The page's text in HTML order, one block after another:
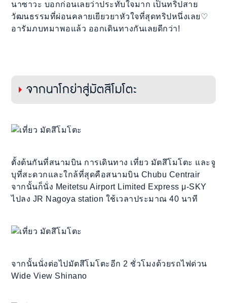
นาซาวะ บอกก่อนเลยว่าประทับใจมาก เป็นทริปสาย
วัฒนธรรมที่ผ่อนคลายเยียวยาหัวใจที่สุดทริปหนึ่งเลย♡
อารัมภบทมาพอแล้ว ออกเดินทางกันเลยดีกว่า!
จากนาโกย่าสู่มัตสึโมโตะ
ตั้งต้นกันที่สนามบิน การเดินทาง เที่ยว มัตสึโมโตะ และจู
บุที่สะดวกและใกล้ที่สุดคือสนามบิน Chubu Centrair
จากนั้นก็นั่ง Meitetsu Airport Limited Express μ-SKY
ไปลง JR Nagoya station ใช้เวลาประมาณ 40 นาที
จากนั้นนั่งต่อไปมัตสึโมโตะอีก 2 ชั่วโมงด้วยรถไฟด่วน
Wide View Shinano